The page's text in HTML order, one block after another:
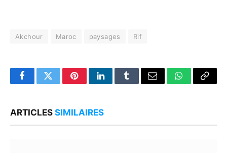
Akchour Maroc paysages Rif
FacebookTwitterPinterestLinkedInTumblrEmail WhatsApp
Copy
ARTICLES SIMILAIRES